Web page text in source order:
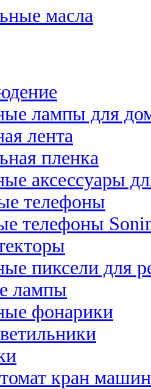
масла
лампы для
лента
пленка
аксессуары
телефоны
телефоны
пиксели для
лампы
фонарики
кран